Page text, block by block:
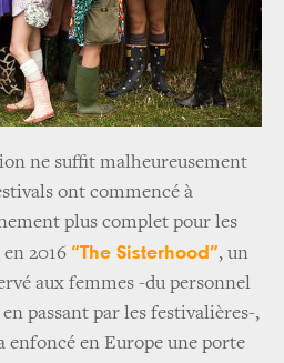
ne suffit malheureusement
ont commencé à
plus complet pour les
2016 “The Sisterhood”, un
aux femmes -du personnel
passant par les festivalières-,
enfoncé en Europe une porte